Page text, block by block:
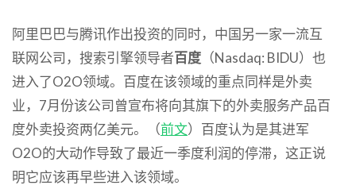
阿里巴巴与腾讯作出投资的同时，中国另一家一流互
联网公司，搜索引擎领导者百度 （Nasdaq: BIDU）也
进入了O2O领域。百度在该领域的重点同样是外卖
业，7月份该公司曾宣布将向其旗下的外卖服务产品百
度外卖投资两亿美元。（前文）百度认为是其进军
O2O的大动作导致了最近一季度利润的停滞，这正说
明它应该再早些进入该领域。